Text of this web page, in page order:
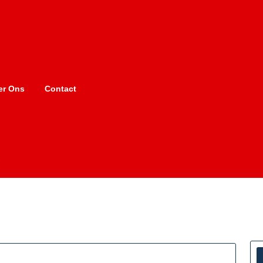
Ons Contact